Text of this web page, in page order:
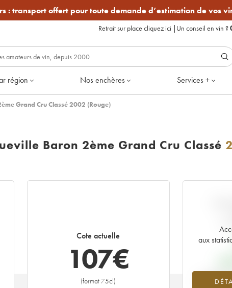
:transport offert pour toute demande d’estimation de vos
Retrait sur place cliquez ici | Un conseil en vin ?
région Nos enchères Services +
Grand Cru Classé 2002 (Rouge)
Baron 2ème Grand Cru Classé
Cote actuelle
107€
(format 75cl)
aux